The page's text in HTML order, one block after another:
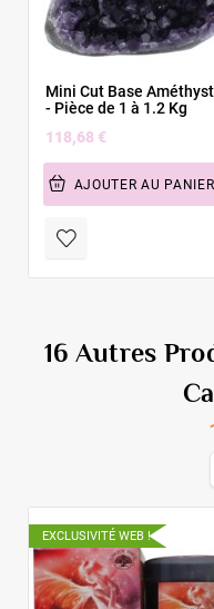
Mini Cut Base
- Pièce de 1 à 1.2 Kg
118,68 €
AJOUTER AU PANIER
16 Autres
EXCLUSIVITÉ WEB !